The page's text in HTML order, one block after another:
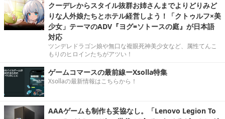
クーデレからスタイル抜群お姉さんまでよりどりみど
りな人外娘たちとホテル経営しよう！「クトゥルフ×美
少女」テーマのADV『ヨグ=ソトースの庭』が日本語
対応
ツンデレドラゴン娘や無口な複眼死神美少女など、属性てんこ
もりのヒロインたちがアツい！
ゲームコマースの最前線ーXsolla特集
Xsollaの最新情報はこちらから！
AAAゲームも制作も妥協なし。「Lenovo Legion To